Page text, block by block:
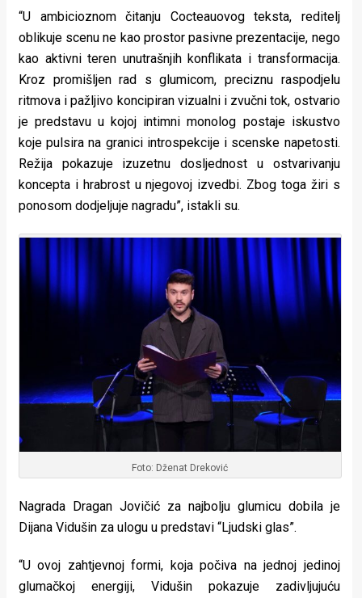
“U ambicioznom čitanju Cocteauovog teksta, reditelj
oblikuje scenu ne kao prostor pasivne prezentacije, nego
kao aktivni teren unutrašnjih konflikata i transformacija.
Kroz promišljen rad s glumicom, preciznu raspodjelu
ritmova i pažljivo koncipiran vizualni i zvučni tok, ostvario
je predstavu u kojoj intimni monolog postaje iskustvo
koje pulsira na granici introspekcije i scenske napetosti.
Režija pokazuje izuzetnu dosljednost u ostvarivanju
koncepta i hrabrost u njegovoj izvedbi. Zbog toga žiri s
ponosom dodjeljuje nagradu”, istakli su.
Foto: Dženat Dreković
Nagrada Dragan Jovičić za najbolju glumicu dobila je
Dijana Vidušin za ulogu u predstavi “Ljudski glas”.
“U ovoj zahtjevnoj formi, koja počiva na jednoj jedinoj
glumačkoj energiji, Vidušin pokazuje zadivljujuću